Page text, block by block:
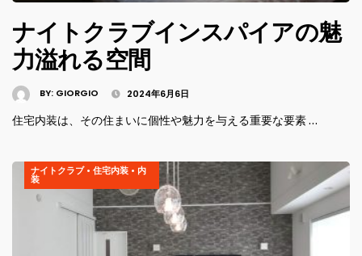
ナイトクラブインスパイアの魅
力溢れる空間
BY: GIORGIO 2024年6月6日
住宅内装は、その住まいに個性や魅力を与える重要な要素 …
ナイトクラブ• 住宅内装 • 内
装